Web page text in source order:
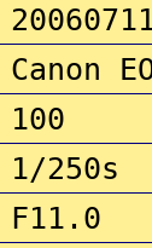
Canon
100
1/250s
F11.0